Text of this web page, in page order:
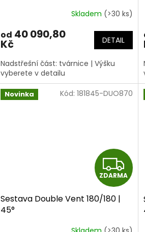
R
M
A
Skladem (>30 ks)
od 40 090,80
Kč DETAIL
Nadstřešní část: tvárnice | Výšku
vyberete v detailu
Novinka
Z
D
ZDARMA
Sestava Double Vent 180/180 |
45°
Kód: 181845-DUO870